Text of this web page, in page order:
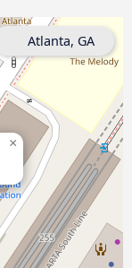
×
Atlanta, GA